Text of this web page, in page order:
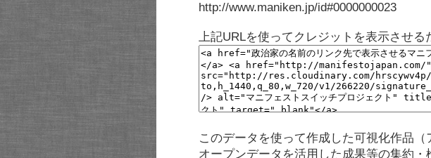
http://www.maniken.jp/id#0000000023
上記URLを使ってクレジットを表示させる
このデータを使って作成した可視化作品（
オープンデータを活用した成果等の集約・